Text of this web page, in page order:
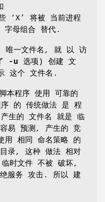
‘ X ’ 将被 当前进程
母组合 替代.
唯一文件名, 就 以 访
-u 选项) 创建 文
这个 文件名.
程序 使用 可靠的
的 传统做法 是 程
生的 文件名 就是 临
易 预测, 产生的 竞
用 相同 命名策略 的
录, 这种 做法 相对
时文件 不被 破坏,
服务 攻击. 所以 建